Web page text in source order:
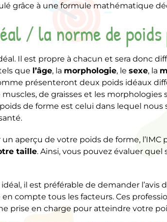
grâce à une formule mathématique
/ la norme de
Il est propre à chacun et sera donc
que l’âge, la morphologie, le sexe, la
présenteront deux poids idéaux
de graisses et les morphologies
de forme est celui dans lequel
aperçu de votre poids de forme,
taille. Ainsi, vous pouvez évaluer
il est préférable de demander l’avis
compte tous les facteurs. Ces
prise en charge pour atteindre votre